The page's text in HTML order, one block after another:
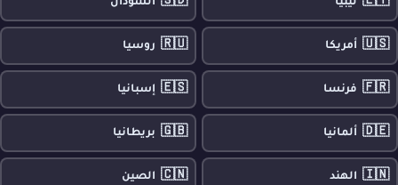
ليبيا السودان
🇺🇸 أمريكا 🇷🇺 روسيا
🇫🇷 فرنسا 🇪🇸 إسبانيا
🇩🇪 ألمانيا 🇬🇧 بريطانيا
🇮🇳 الهند 🇨🇳 الصين